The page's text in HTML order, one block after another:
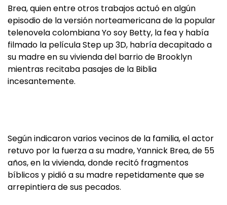
Brea, quien entre otros trabajos actuó en algún
episodio de la versión norteamericana de la popular
telenovela colombiana Yo soy Betty, la fea y había
filmado la película Step up 3D, habría decapitado a
su madre en su vivienda del barrio de Brooklyn
mientras recitaba pasajes de la Biblia
incesantemente.
Según indicaron varios vecinos de la familia, el actor
retuvo por la fuerza a su madre, Yannick Brea, de 55
años, en la vivienda, donde recitó fragmentos
bíblicos y pidió a su madre repetidamente que se
arrepintiera de sus pecados.